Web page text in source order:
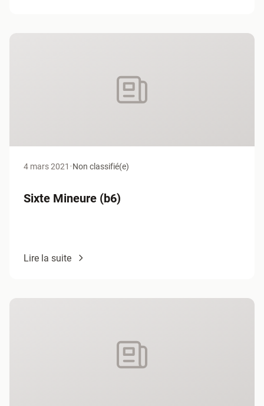
4 mars 2021 •Non classifié(e)
Sixte Mineure (b6)
Lire la suite